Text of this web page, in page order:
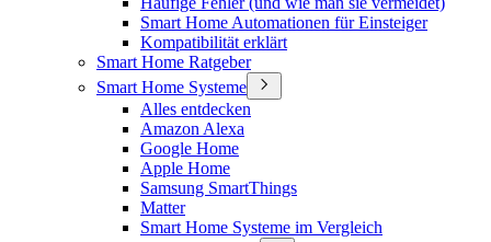
Smart Home Automationen für Einsteiger
Kompatibilität erklärt
Smart Home Ratgeber
Smart Home Systeme
Alles entdecken
Amazon Alexa
Google Home
Apple Home
Samsung SmartThings
Matter
Smart Home Systeme im Vergleich